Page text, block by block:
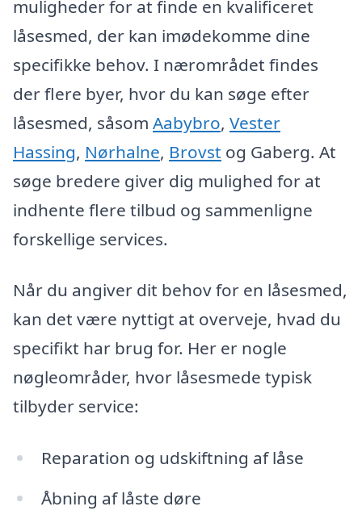
muligheder for at finde en kvalificeret
låsesmed, der kan imødekomme dine
specifikke behov. I nærområdet findes
der flere byer, hvor du kan søge efter
låsesmed, såsom Aabybro, Vester
Hassing, Nørhalne, Brovst og Gaberg. At
søge bredere giver dig mulighed for at
indhente flere tilbud og sammenligne
forskellige services.
Når du angiver dit behov for en låsesmed,
kan det være nyttigt at overveje, hvad du
specifikt har brug for. Her er nogle
nøgleområder, hvor låsesmede typisk
tilbyder service:
Reparation og udskiftning af låse
Åbning af låste døre